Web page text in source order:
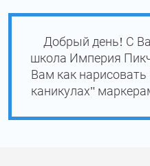
Добрый день! С
школа Империя
Вам как
каникулах"